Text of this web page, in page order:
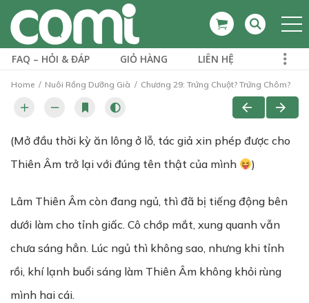
FAQ – HỎI & ĐÁP GIỎ HÀNG LIÊN HỆ
Home Nuôi Rồng Dưỡng Già Chương 29: Trứng Chuột? Trứng Chôm?
(Mở đầu thời kỳ ăn lông ở lỗ, tác giả xin phép được cho
Thiên Âm trở lại với đúng tên thật của mình
)
Lâm Thiên Âm còn đang ngủ, thì đã bị tiếng động bên
dưới làm cho tỉnh giấc. Cô chớp mắt, xung quanh vẫn
chưa sáng hẳn. Lúc ngủ thì không sao, nhưng khi tỉnh
rồi, khí lạnh buổi sáng làm Thiên Âm không khỏi rùng
mình hai cái.